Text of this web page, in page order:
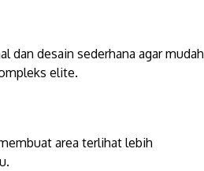
dan desain sederhana agar mudah
elite.
area terlihat lebih